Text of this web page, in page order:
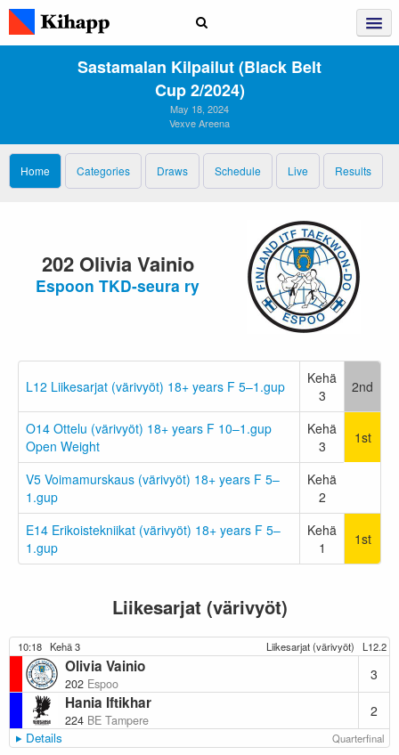
Sastamalan Kilpailut (Black Belt
Cup 2/2024)
May 18, 2024
Vexve Areena
Home Categories Draws Schedule Live Results
202 Olivia Vainio
Espoon TKD-seura ry
L12 Liikesarjat (värivyöt) 18+ years F 5–1.gup
Kehä
3
2nd
O14 Ottelu (värivyöt) 18+ years F 10–1.gup
Open Weight
Kehä
3
1st
V5 Voimamurskaus (värivyöt) 18+ years F 5–
1.gup
Kehä
2
E14 Erikoistekniikat (värivyöt) 18+ years F 5–
1.gup
Kehä
1
1st
Liikesarjat (värivyöt)
10:18 Kehä 3 Liikesarjat (värivyöt) L12.2
Olivia Vainio
202 Espoo
3
Hania Iftikhar
224 BE Tampere
2
Details Quarterfinal